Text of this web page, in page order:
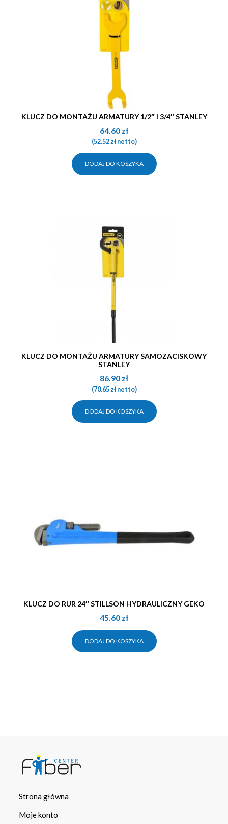
KLUCZ DO MONTAŻU ARMATURY 1/2″ I 3/4″ STANLEY
64.60 zł
(52.52złnetto)
DODAJ DO KOSZYKA
KLUCZ DO MONTAŻU ARMATURY SAMOZACISKOWY
STANLEY
86.90 zł
(70.65złnetto)
DODAJ DO KOSZYKA
KLUCZ DO RUR 24″ STILLSON HYDRAULICZNY GEKO
45.60 zł
DODAJ DO KOSZYKA
Strona główna
Moje konto